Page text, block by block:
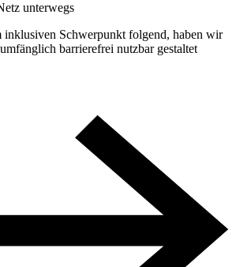
unterwegs
inklusiven Schwerpunkt folgend, haben wir
barrierefrei nutzbar gestaltet